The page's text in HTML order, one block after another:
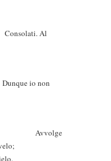
Al
non